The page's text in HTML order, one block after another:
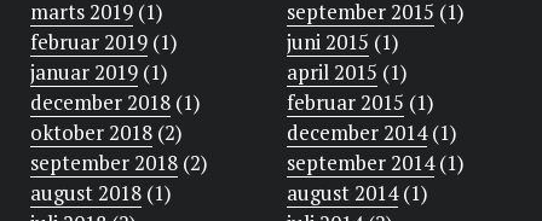
marts 2019 (1)
februar 2019 (1)
januar 2019 (1)
december 2018 (1)
oktober 2018 (2)
september 2018 (2)
august 2018 (1)
september 2015 (1)
juni 2015 (1)
april 2015 (1)
februar 2015 (1)
december 2014(1)
september 2014(1)
august 2014(1)